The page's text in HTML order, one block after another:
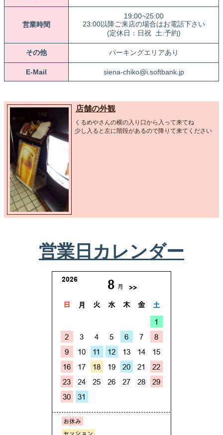
営業時間
19:00~25:00
23:00以降ご来店の場合はお電話下さい
(定休日：日祝 土:予約)
その他 パーキングエリアあり
E-Mail siena-chiko@i.softbank.jp
店舗の外観
くるめやさんの横の入り口から入って来てね
少し入ると左に階段があるので降りて来てください
営業日カレンダー